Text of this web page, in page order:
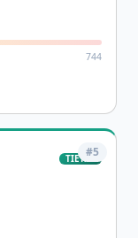
744
#5
TIER-1